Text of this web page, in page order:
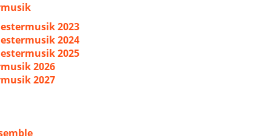
2023
2024
2025
2026
2027